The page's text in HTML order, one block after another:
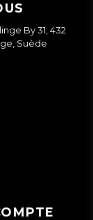
By 31, 432
Suède